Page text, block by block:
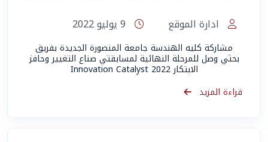
ادارة الموقع
مشاركة كليه الهندسة جامعة المنصورة الجديدة بفريق
بحثي وصل للمرحلة النهائية لمسابقتي صناع التغيير وحافز
الابتكار Innovation Catalyst 2022
قراءة المزيد